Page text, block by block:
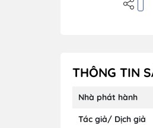
THÔNG TIN
Nhà phát hành
Tác giả/ Dịch giả